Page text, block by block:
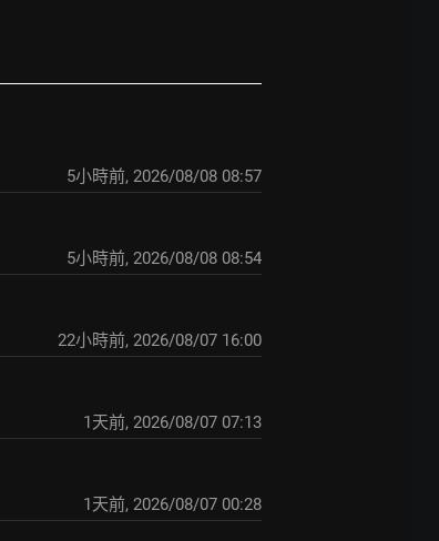
5小時前, 2026/08/08 08:57
5小時前, 2026/08/08 08:54
22小時前, 2026/08/07 16:00
1天前, 2026/08/07 07:13
1天前, 2026/08/07 00:28